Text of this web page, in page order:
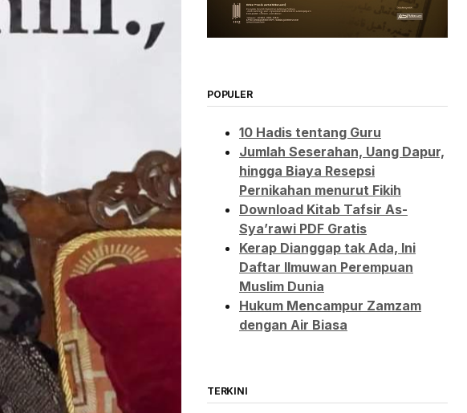
POPULER
10 Hadis tentang Guru
Jumlah Seserahan, Uang Dapur,
hingga Biaya Resepsi
Pernikahan menurut Fikih
Download Kitab Tafsir As-
Sya’rawi PDF Gratis
Kerap Dianggap tak Ada, Ini
Daftar Ilmuwan Perempuan
Muslim Dunia
Hukum Mencampur Zamzam
dengan Air Biasa
TERKINI